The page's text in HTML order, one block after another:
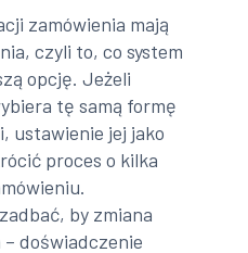
zamówienia mają
czyli to, co system
opcję. Jeżeli
tę samą formę
ustawienie jej jako
proces o kilka
by zmiana
– doświadczenie